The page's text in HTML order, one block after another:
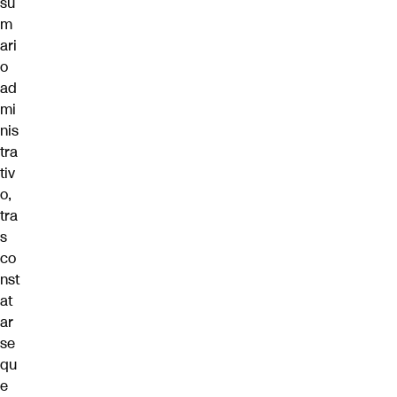
m
ari
o
ad
mi
nis
tra
tiv
o,
tra
s
co
nst
at
ar
se
qu
e